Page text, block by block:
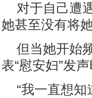
对于自己遭
她甚至没有将
但当她开始
表“慰安妇”发
“我一直想